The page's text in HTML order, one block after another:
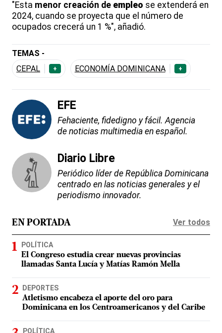
"Esta menor creación de empleo se extenderá en
2024, cuando se proyecta que el número de
ocupados crecerá un 1 %", añadió.
TEMAS -
CEPAL
+ ECONOMÍA DOMINICANA +
EFE
Fehaciente, fidedigno y fácil. Agencia
de noticias multimedia en español.
Diario Libre
Periódico líder de República Dominicana
centrado en las noticias generales y el
periodismo innovador.
EN PORTADA Ver todos
POLÍTICA
El Congreso estudia crear nuevas provincias
llamadas Santa Lucía y Matías Ramón Mella
DEPORTES
Atletismo encabeza el aporte del oro para
Dominicana en los Centroamericanos y del Caribe
POLÍTICA